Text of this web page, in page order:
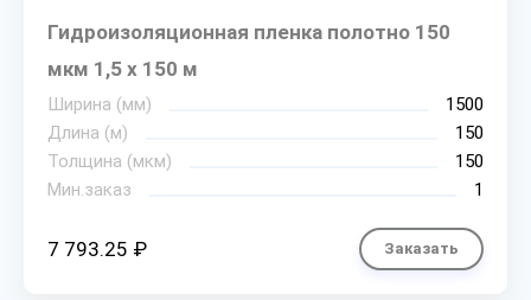
Гидроизоляционная пленка полотно 150
мкм 1,5 х 150 м
Ширина (мм)
1500
Длина (м)
150
Толщина (мкм)
150
Мин.заказ
1
7 793.25 ₽ Заказать